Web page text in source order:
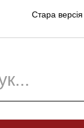
Стара